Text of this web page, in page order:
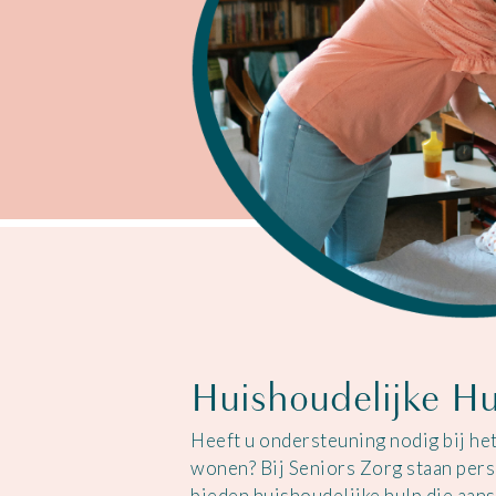
Huishoudelijke
Heeft u ondersteuning nodig bij
wonen? Bij Seniors Zorg staan